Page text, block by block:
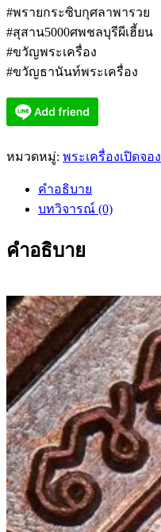
#พรายกระซิบกุศลาพารวย
#สุสาน5000ศพชลบุรีผีเฮี้ยน
#ขวัญพระเครื่อง
#ขวัญธานันท์พระเครื่อง
หมวดหมู่: พระเครื่องเปิดจอง
คำอธิบาย
บทวิจารณ์ (0)
คำอธิบาย